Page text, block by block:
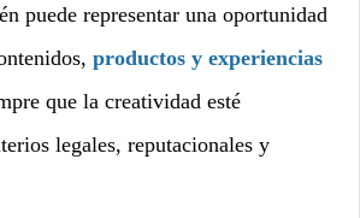
puede representar una oportunidad
productos y experiencias
que la creatividad esté
legales, reputacionales y